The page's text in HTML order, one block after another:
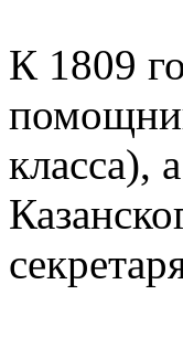
К 1809
класса),